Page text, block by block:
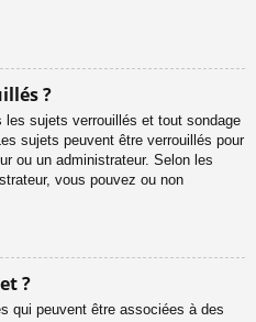
?
les sujets verrouillés et tout sondage
sujets peuvent être verrouillés pour
ou un administrateur. Selon les
vous pouvez ou non
?
qui peuvent être associées à des